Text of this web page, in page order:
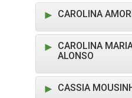
CAROLINA
CAROLINA
ALONSO
CASSIA